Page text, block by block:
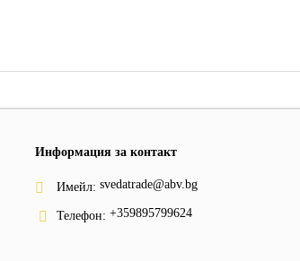
Информация за контакт
Имейл: svedatrade@abv.bg
Телефон: +359895799624